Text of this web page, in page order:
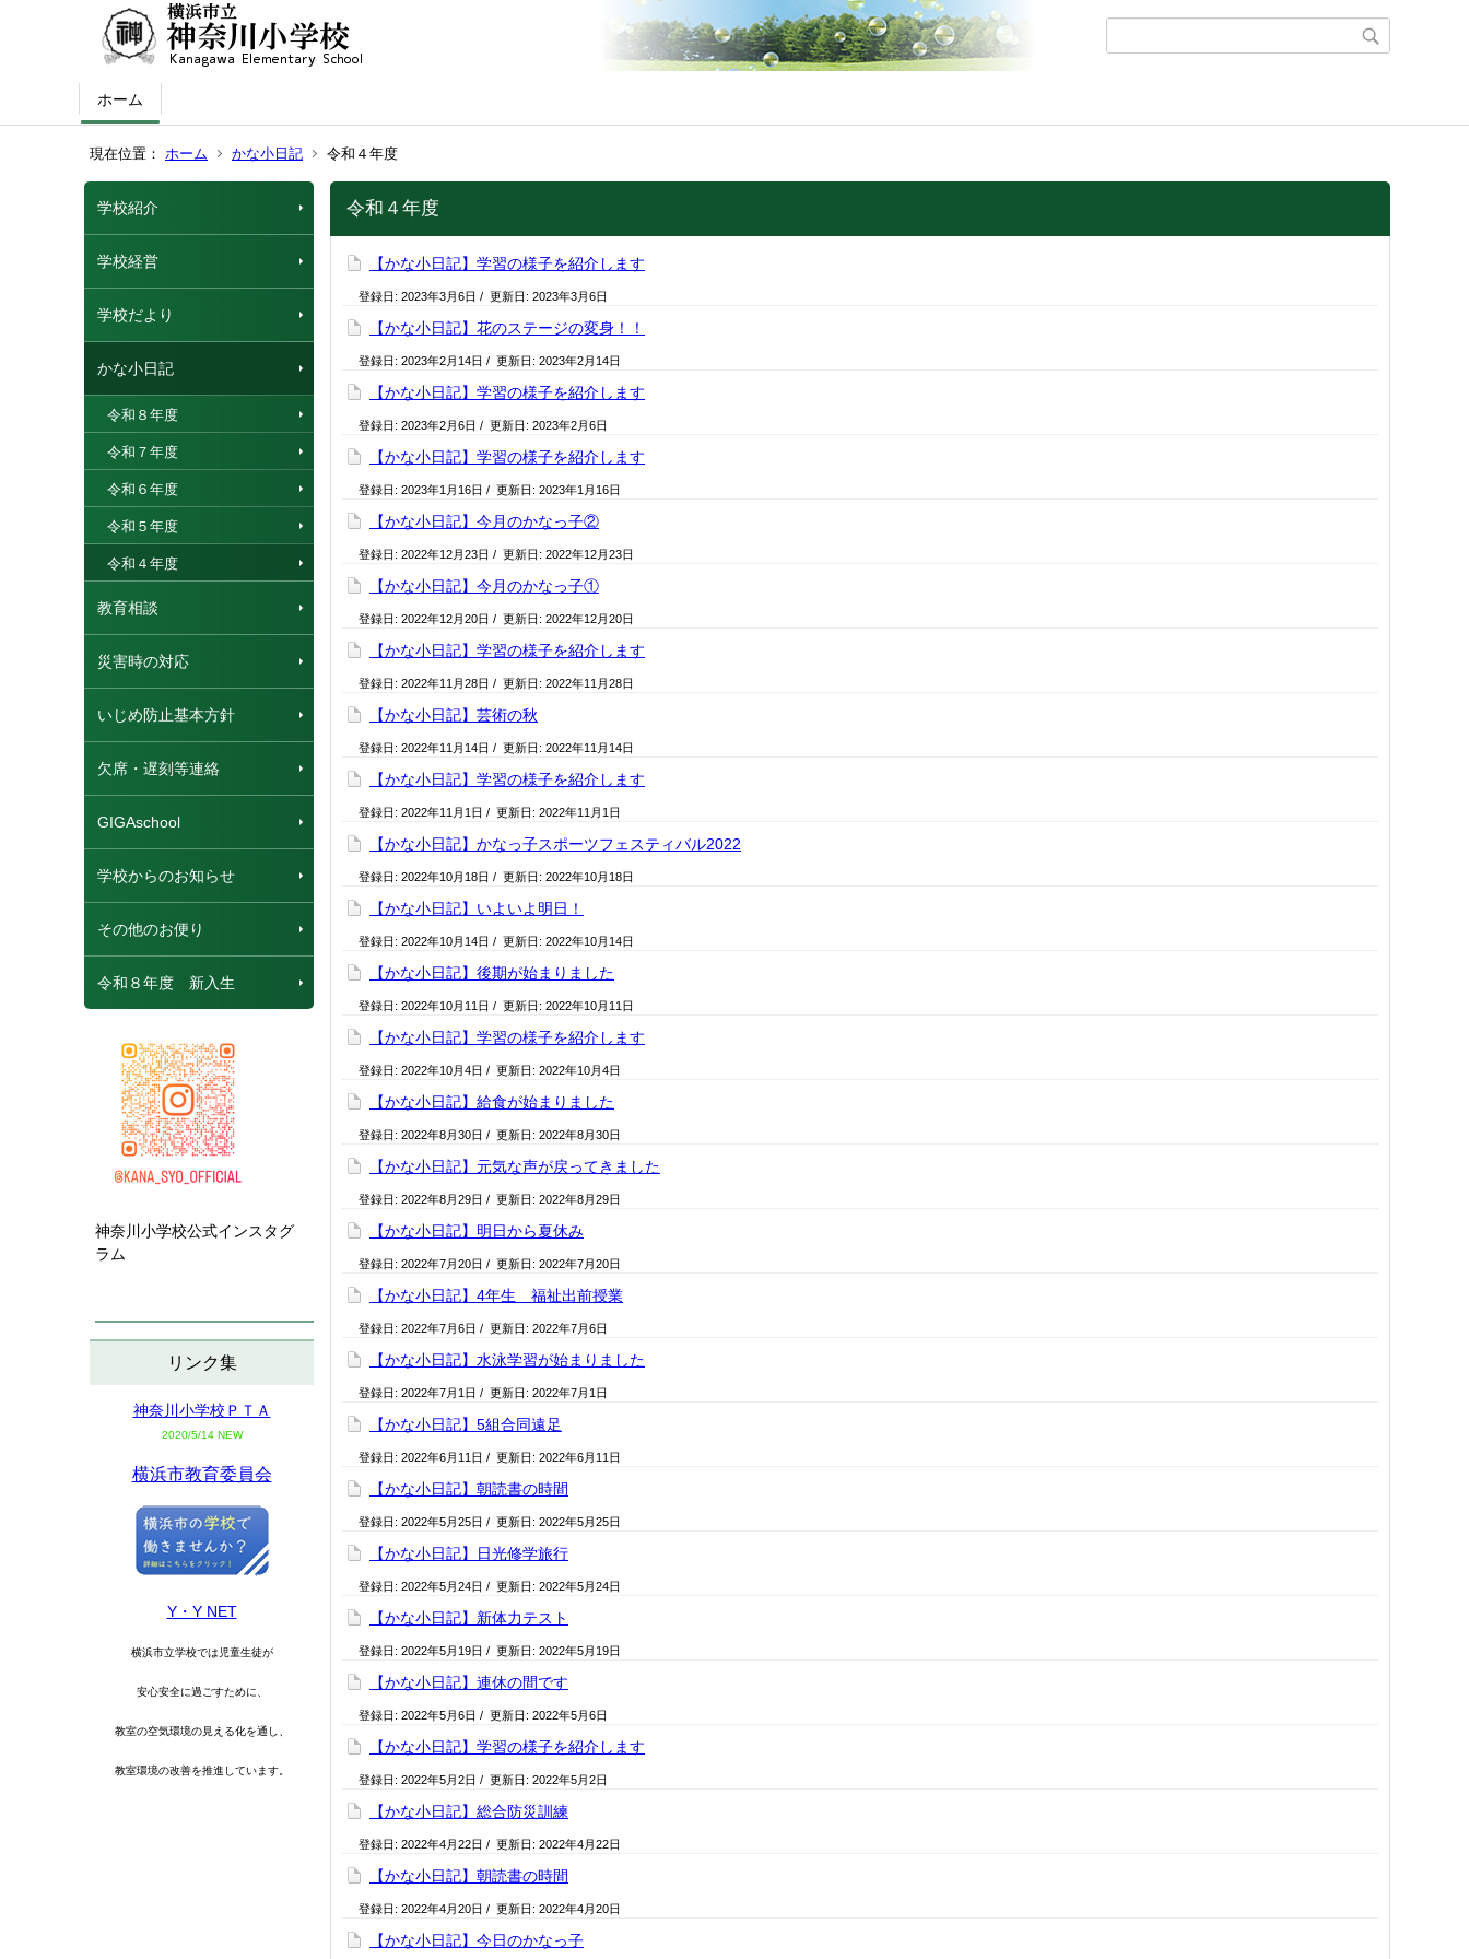
ホーム
現在位置： ホーム かな小日記 令和４年度
学校紹介
学校経営
学校だより
かな小日記
令和８年度
令和７年度
令和６年度
令和５年度
令和４年度
教育相談
災害時の対応
いじめ防止基本方針
欠席・遅刻等連絡
GIGAschool
学校からのお知らせ
その他のお便り
令和８年度 新入生
神奈川小学校公式インスタグ
ラム
リンク集
神奈川小学校ＰＴＡ
2020/5/14 NEW
横浜市教育委員会
Y・Y NET
横浜市立学校では児童生徒が
安心安全に過ごすために、
教室の空気環境の見える化を通 し、
教室環境の改善を推進しています。
令和４年度
【かな小日記】学習の様子を紹介します
登録日: 2023年3月6日 / 更新日: 2023年3月6日
【かな小日記】花のステージの変身！！
登録日: 2023年2月14日 / 更新日: 2023年2月14日
【かな小日記】学習の様子を紹介します
登録日: 2023年2月6日 / 更新日: 2023年2月6日
【かな小日記】学習の様子を紹介します
登録日: 2023年1月16日 / 更新日: 2023年1月16日
【かな小日記】今月のかなっ子②
登録日: 2022年12月23日 / 更新日: 2022年12月23日
【かな小日記】今月のかなっ子①
登録日: 2022年12月20日 / 更新日: 2022年12月20日
【かな小日記】学習の様子を紹介します
登録日: 2022年11月28日 / 更新日: 2022年11月28日
【かな小日記】芸術の秋
登録日: 2022年11月14日 / 更新日: 2022年11月14日
【かな小日記】学習の様子を紹介します
登録日: 2022年11月1日 / 更新日: 2022年11月1日
【かな小日記】かなっ子スポーツフェスティバル2022
登録日: 2022年10月18日 / 更新日: 2022年10月18日
【かな小日記】いよいよ明日！
登録日: 2022年10月14日 / 更新日: 2022年10月14日
【かな小日記】後期が始まりました
登録日: 2022年10月11日 / 更新日: 2022年10月11日
【かな小日記】学習の様子を紹介します
登録日: 2022年10月4日 / 更新日: 2022年10月4日
【かな小日記】給食が始まりました
登録日: 2022年8月30日 / 更新日: 2022年8月30日
【かな小日記】元気な声が戻ってきました
登録日: 2022年8月29日 / 更新日: 2022年8月29日
【かな小日記】明日から夏休み
登録日: 2022年7月20日 / 更新日: 2022年7月20日
【かな小日記】4年生 福祉出前授業
登録日: 2022年7月6日 / 更新日: 2022年7月6日
【かな小日記】水泳学習が始まりました
登録日: 2022年7月1日 / 更新日: 2022年7月1日
【かな小日記】5組合同遠足
登録日: 2022年6月11日 / 更新日: 2022年6月11日
【かな小日記】朝読書の時間
登録日: 2022年5月25日 / 更新日: 2022年5月25日
【かな小日記】日光修学旅行
登録日: 2022年5月24日 / 更新日: 2022年5月24日
【かな小日記】新体力テスト
登録日: 2022年5月19日 / 更新日: 2022年5月19日
【かな小日記】連休の間です
登録日: 2022年5月6日 / 更新日: 2022年5月6日
【かな小日記】学習の様子を紹介します
登録日: 2022年5月2日 / 更新日: 2022年5月2日
【かな小日記】総合防災訓練
登録日: 2022年4月22日 / 更新日: 2022年4月22日
【かな小日記】朝読書の時間
登録日: 2022年4月20日 / 更新日: 2022年4月20日
【かな小日記】今日のかなっ子